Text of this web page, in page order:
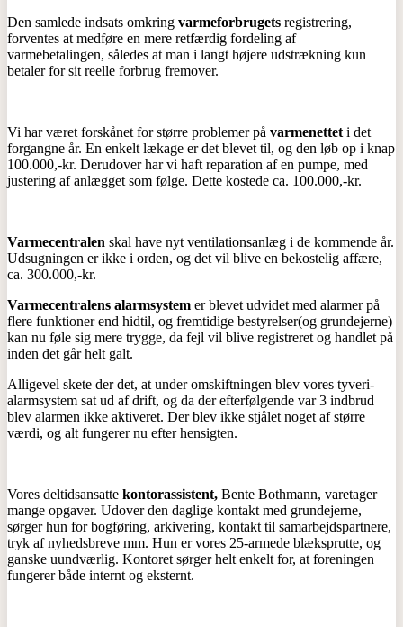
Den samlede indsats omkring varmeforbrugets registrering,
forventes at medføre en mere retfærdig fordeling af
varmebetalingen, således at man i langt højere udstrækning kun
betaler for sit reelle forbrug fremover.
Vi har været forskånet for større problemer på varmenettet i det
forgangne år. En enkelt lækage er det blevet til, og den løb op i knap
100.000,-kr. Derudover har vi haft reparation af en pumpe, med
justering af anlægget som følge. Dette kostede ca. 100.000,-kr.
Varmecentralen skal have nyt ventilationsanlæg i de kommende år.
Udsugningen er ikke i orden, og det vil blive en bekostelig affære,
ca. 300.000,-kr.
Varmecentralens alarmsystem er blevet udvidet med alarmer på
flere funktioner end hidtil, og fremtidige bestyrelser(og grundejerne)
kan nu føle sig mere trygge, da fejl vil blive registreret og handlet på
inden det går helt galt.
Alligevel skete der det, at under omskiftningen blev vores tyveri-
alarmsystem sat ud af drift, og da der efterfølgende var 3 indbrud
blev alarmen ikke aktiveret. Der blev ikke stjålet noget af større
værdi, og alt fungerer nu efter hensigten.
Vores deltidsansatte kontorassistent, Bente Bothmann, varetager
mange opgaver. Udover den daglige kontakt med grundejerne,
sørger hun for bogføring, arkivering, kontakt til samarbejdspartnere,
tryk af nyhedsbreve mm. Hun er vores 25-armede blæksprutte, og
ganske uundværlig. Kontoret sørger helt enkelt for, at foreningen
fungerer både internt og eksternt.